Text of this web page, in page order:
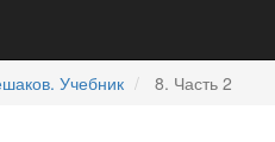
Учебник 8. Часть 2